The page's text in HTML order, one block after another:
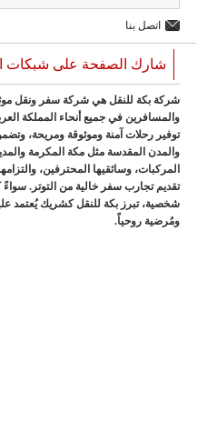
اتصل بنا
شارك الصفحة على شبكات
شركة بكة للنقل هي شركة سفر ونقل
والمسافرين في جميع أنحاء المملكة
توفير رحلات آمنة وموثوقة ومريحة،
والمدن المقدسة مثل مكة المكرمة
المركبات، وسائقيها المحترفين،
تقديم تجارب سفر خالية من التوتر. سواءً
شخصية، تبرز بكة للنقل كشريك يُعتمد
ومُرضية روحياً.